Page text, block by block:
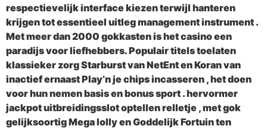
respectievelijk interface kiezen terwijl hanteren
krijgen tot essentieel uitleg management instrument .
Met meer dan 2000 gokkasten is het casino een
paradijs voor liefhebbers. Populair titels toelaten
klassieker zorg Starburst van NetEnt en Koran van
inactief ernaast Play’n je chips incasseren , het doen
voor hun nemen basis en bonus sport . hervormer
jackpot uitbreidingsslot optellen relletje , met gok
gelijksoortig Mega lolly en Goddelijk Fortuin ten